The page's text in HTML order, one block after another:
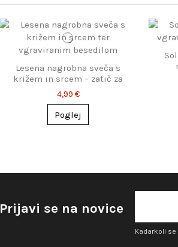
Lesena nagrobna sveča s
križem in srcem – zatič za
enostavno postavitev
4,99 €
Poglej
Prijavi se na novice
Kadarkoli